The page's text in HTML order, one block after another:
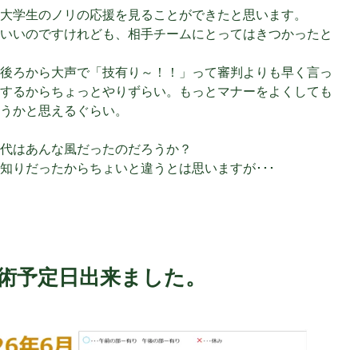
学生のノリの応援を見ることができたと思います。
いのですけれども、相手チームにとってはきつかったと
ろから大声で「技有り～！！」って審判よりも早く言っ
るからちょっとやりずらい。もっとマナーをよくしても
かと思えるぐらい。
はあんな風だったのだろうか？
りだったからちょいと違うとは思いますが･･･
予定日出来ました。